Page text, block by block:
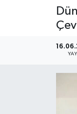
Son Dakika